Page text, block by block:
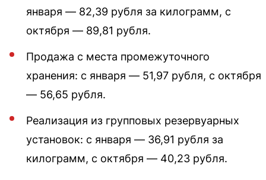
января — 82,39 рубля за килограмм, с
октября — 89,81 рубля.
Продажа с места промежуточного
хранения: с января — 51,97 рубля, с октября
— 56,65 рубля.
Реализация из групповых резервуарных
установок: с января — 36,91 рубля за
килограмм, с октября — 40,23 рубля.